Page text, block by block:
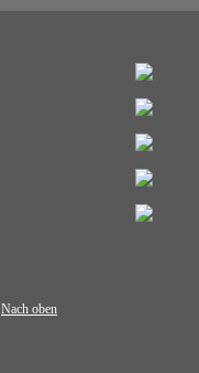
Nach oben